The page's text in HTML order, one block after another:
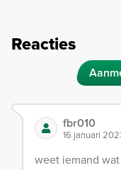
Reacties
fbr010
16 januari
weet iemand